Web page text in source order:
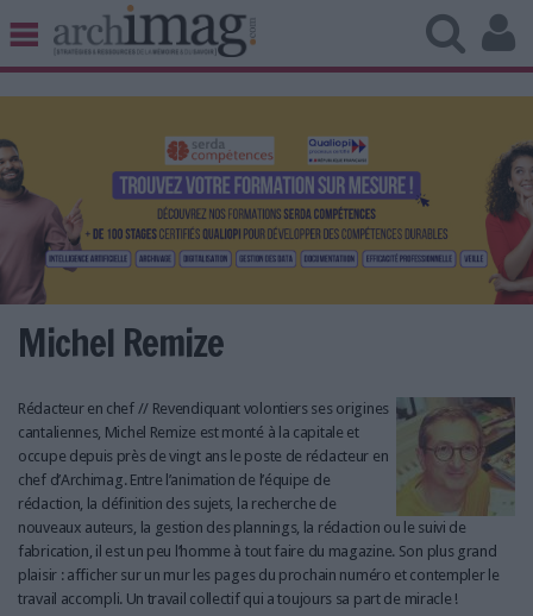
BIBLIOTHÈQUE ÉDITION
UNIVERS DATA
TRAVAIL COLLABORATIF
VIE NUMÉRIQUE
NUMÉRIQUE RESPONSABLE
LES DOSSIERS
LES NEWSLETTERS
LE MAGAZINE
LES GUIDES PRATIQUES
LES BASES DE DONNÉES
L'ESPACE EMPLOI
Michel Remize
Rédacteur en chef // Revendiquant volontiers ses origines
cantaliennes, Michel Remize est monté à la capitale et
occupe depuis près de vingt ans le poste de rédacteur en
chef d’Archimag. Entre l’animation de l’équipe de
rédaction, la définition des sujets, la recherche de
nouveaux auteurs, la gestion des plannings, la rédaction ou le suivi de
fabrication, il est un peu l’homme à tout faire du magazine. Son plus grand
plaisir : afficher sur un mur les pages du prochain numéro et contempler le
travail accompli. Un travail collectif qui a toujours sa part de miracle !